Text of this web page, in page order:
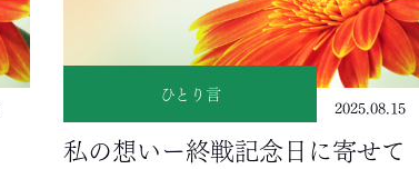
ひとり言
2025.08.15
私の想いー終戦記念日に寄せて